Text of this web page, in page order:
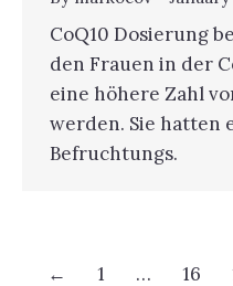
CoQ10 Dosierung
den Frauen in der
eine höhere Zahl
werden. Sie hatten
Befruchtungs.
← 1 … 16